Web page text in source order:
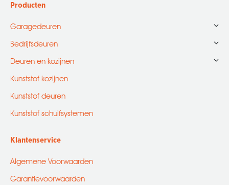
opens
window
opens
Producten
Garagedeuren
Bedrijfsdeuren
Deuren en kozijnen
Kunststof kozijnen
Kunststof deuren
Kunststof schuifsystemen
Klantenservice
Algemene Voorwaarden
Garantievoorwaarden